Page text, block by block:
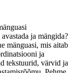
ja mängida?
mänguasi, mis aitab
ja
tekstuurid, värvid ja